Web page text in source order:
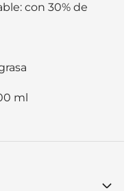
con 30% de
ml